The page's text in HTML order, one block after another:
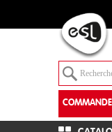
COMMANDE